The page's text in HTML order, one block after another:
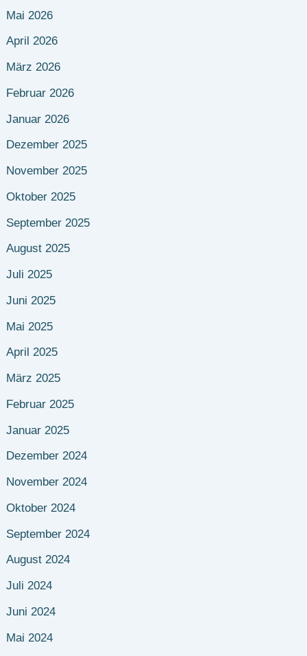
Mai 2026
April 2026
März 2026
Februar 2026
Januar 2026
Dezember 2025
November 2025
Oktober 2025
September 2025
August 2025
Juli 2025
Juni 2025
Mai 2025
April 2025
März 2025
Februar 2025
Januar 2025
Dezember 2024
November 2024
Oktober 2024
September 2024
August 2024
Juli 2024
Juni 2024
Mai 2024